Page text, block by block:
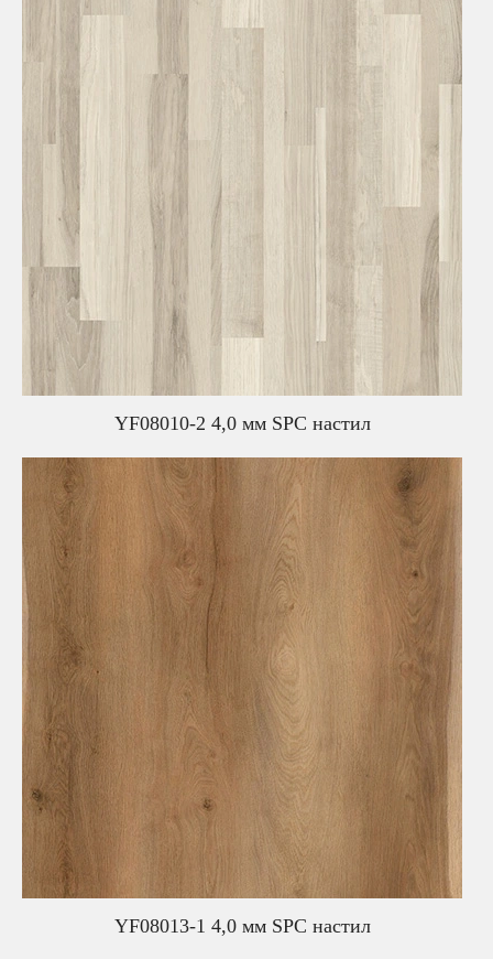
YF08010-2 4,0 мм SPC настил
YF08013-1 4,0 мм SPC настил